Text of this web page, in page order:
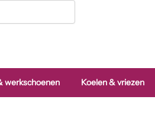
werkschoenen Koelen & vriezen